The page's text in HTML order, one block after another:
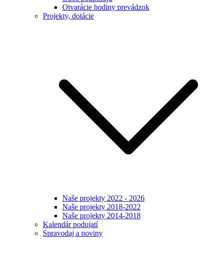
Otvarácie hodiny prevádzok
Projekty, dotácie
Naše projekty 2022 - 2026
Naše projekty 2018-2022
Naše projekty 2014-2018
Kalendár podujatí
Spravodaj a noviny